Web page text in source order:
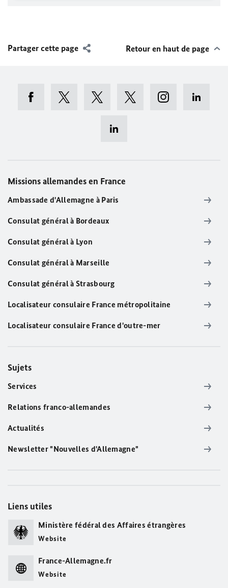
Partager cette page Retour en haut de page
Missions allemandes en France
Ambassade d'Allemagne à Paris
Consulat général à Bordeaux
Consulat général à Lyon
Consulat général à Marseille
Consulat général à Strasbourg
Localisateur consulaire France métropolitaine
Localisateur consulaire France d'outre-mer
Sujets
Services
Relations franco-allemandes
Actualités
Newsletter "Nouvelles d'Allemagne"
Liens utiles
Ministère fédéral des Affaires étrangères
Website
France-Allemagne.fr
Website